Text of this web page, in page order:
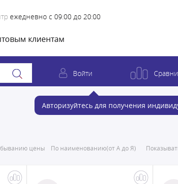
ежедневно с 09:00 до 20:00
клиентам
Войти
Авторизуйтесь для получения
цены По наименованию(от А до Я)